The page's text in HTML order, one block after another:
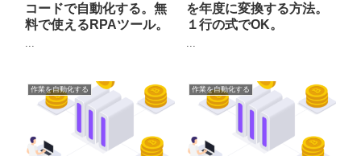
コードで自動化する。無
料で使えるRPAツール。
を年度に変換する方法。
１行の式でOK。
作業を自動化する 作業を自動化する